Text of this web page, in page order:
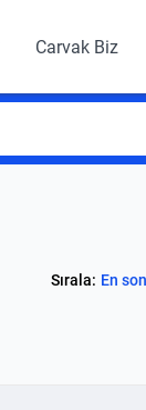
Carvak Biz
Sırala: En